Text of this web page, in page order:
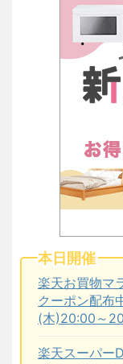
本日開催
楽天お買物マ
クーポン配布
(木)20:00～
楽天スーパー